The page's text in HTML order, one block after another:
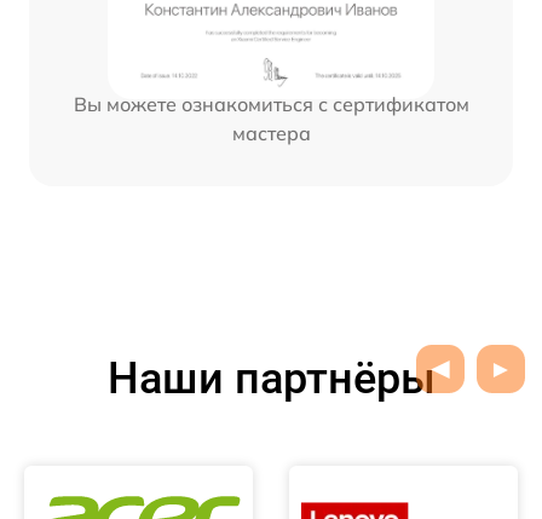
Вы можете ознакомиться с сертификатом
мастера
Наши партнёры